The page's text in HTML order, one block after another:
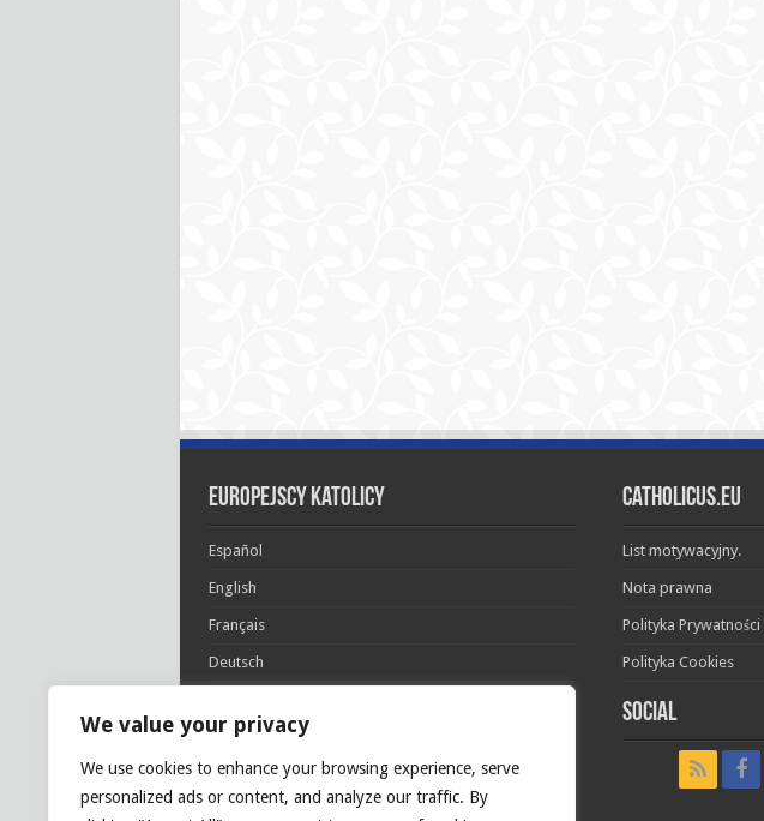
We value your privacy
We use cookies to enhance your browsing experience, serve
personalized ads or content, and analyze our traffic. By
Europejscy katolicy
Español
English
Français
Deutsch
Português
Polski
Catholicus.eu
List motywacyjny.
Nota prawna
Polityka Prywatności
Polityka Cookies
Social